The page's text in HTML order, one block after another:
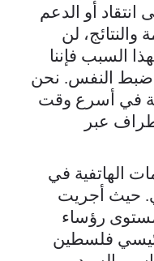
انتقاد أو الدعم
لن
السبب فإننا
ضبط النفس. نحن
في أسرع وقت
عبر
الهاتفية في
حيث أجريت
رؤساء
فلسطين